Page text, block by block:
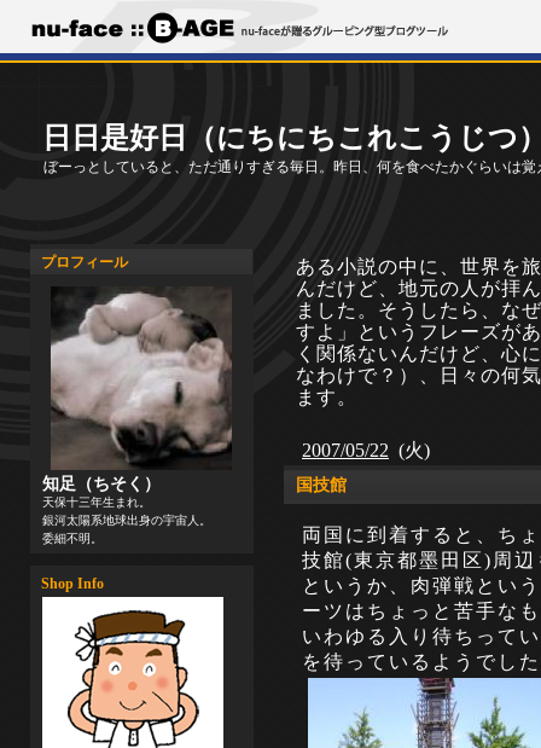
日日是好日（にちにちこれこうじつ
ぼーっとしていると、ただ通りすぎる毎日。昨日、何を食べたかぐらいは
ある小説の中に、世界を
んだけど、地元の人が拝
ました。そうしたら、な
すよ」というフレーズが
く関係ないんだけど、心
なわけで？）、日々の何
ます。
2007/05/22 (火)
国技館
両国に到着すると、ち
技館(東京都墨田区)周
というか、肉弾戦とい
ーツはちょっと苦手な
いわゆる入り待ちって
を待っているようでし
プロフィール
知足（ちそく）
天保十三年生まれ。
銀河太陽系地球出身の宇宙人。
委細不明。
Shop Info